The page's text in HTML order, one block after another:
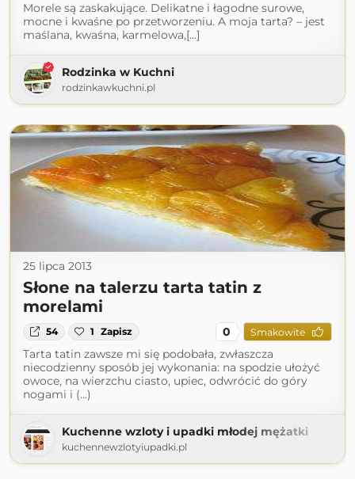
Morele są zaskakujące. Delikatne i łagodne surowe,
mocne i kwaśne po przetworzeniu. A moja tarta? – jest
maślana, kwaśna, karmelowa,[...]
Rodzinka w Kuchni
rodzinkawkuchni.pl
25 lipca 2013
Słone na talerzu tarta tatin z
morelami
54 1 Zapisz 0 Smakowite
Tarta tatin zawsze mi się podobała, zwłaszcza
niecodzienny sposób jej wykonania: na spodzie ułożyć
owoce, na wierzchu ciasto, upiec, odwrócić do góry
nogami i (...)
Kuchenne wzloty i upadki młodej mężatki
kuchennewzlotyiupadki.pl